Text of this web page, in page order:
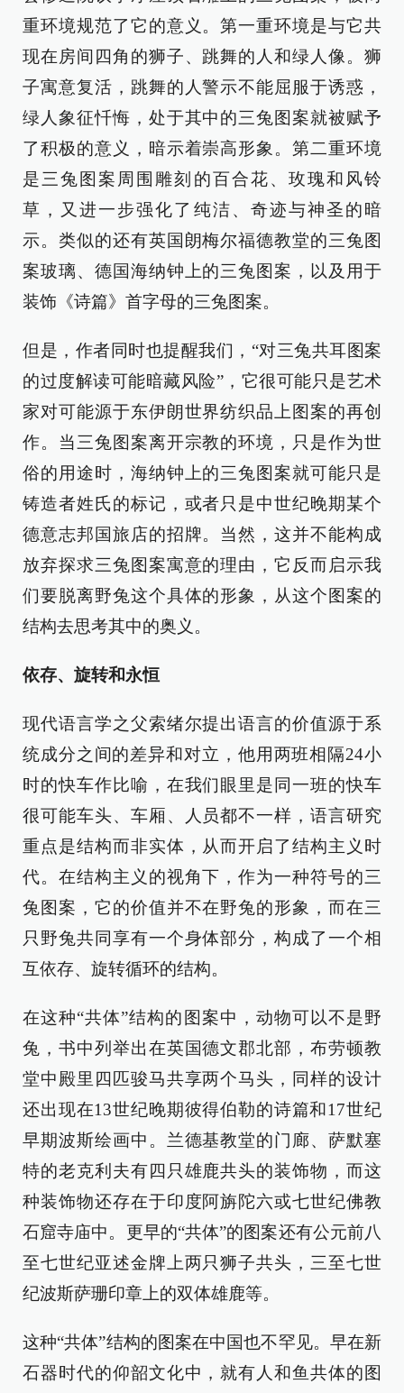
重环境规范了它的意义。第一重环境是与它共
现在房间四角的狮子、跳舞的人和绿人像。狮
子寓意复活，跳舞的人警示不能屈服于诱惑，
绿人象征忏悔，处于其中的三兔图案就被赋予
了积极的意义，暗示着崇高形象。第二重环境
是三兔图案周围雕刻的百合花、玫瑰和风铃
草，又进一步强化了纯洁、奇迹与神圣的暗
示。类似的还有英国朗梅尔福德教堂的三兔图
案玻璃、德国海纳钟上的三兔图案，以及用于
装饰《诗篇》首字母的三兔图案。
但是，作者同时也提醒我们，“对三兔共耳图案
的过度解读可能暗藏风险”，它很可能只是艺术
家对可能源于东伊朗世界纺织品上图案的再创
作。当三兔图案离开宗教的环境，只是作为世
俗的用途时，海纳钟上的三兔图案就可能只是
铸造者姓氏的标记，或者只是中世纪晚期某个
德意志邦国旅店的招牌。当然，这并不能构成
放弃探求三兔图案寓意的理由，它反而启示我
们要脱离野兔这个具体的形象，从这个图案的
结构去思考其中的奥义。
依存、旋转和永恒
现代语言学之父索绪尔提出语言的价值源于系
统成分之间的差异和对立，他用两班相隔24小
时的快车作比喻，在我们眼里是同一班的快车
很可能车头、车厢、人员都不一样，语言研究
重点是结构而非实体，从而开启了结构主义时
代。在结构主义的视角下，作为一种符号的三
兔图案，它的价值并不在野兔的形象，而在三
只野兔共同享有一个身体部分，构成了一个相
互依存、旋转循环的结构。
在这种“共体”结构的图案中，动物可以不是野
兔，书中列举出在英国德文郡北部，布劳顿教
堂中殿里四匹骏马共享两个马头，同样的设计
还出现在13世纪晚期彼得伯勒的诗篇和17世纪
早期波斯绘画中。兰德基教堂的门廊、萨默塞
特的老克利夫有四只雄鹿共头的装饰物，而这
种装饰物还存在于印度阿旃陀六或七世纪佛教
石窟寺庙中。更早的“共体”的图案还有公元前八
至七世纪亚述金牌上两只狮子共头，三至七世
纪波斯萨珊印章上的双体雄鹿等。
这种“共体”结构的图案在中国也不罕见。早在新
石器时代的仰韶文化中，就有人和鱼共体的图